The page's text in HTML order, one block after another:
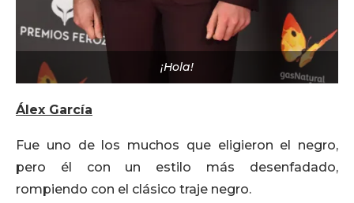
¡Hola!
Álex García
Fue uno de los muchos que eligieron el negro,
pero él con un estilo más desenfadado,
rompiendo con el clásico traje negro.